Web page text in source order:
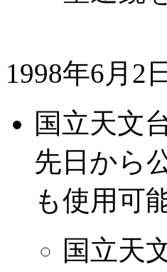
1998年6月2日
国立天文
先日から
も使用可
国立天